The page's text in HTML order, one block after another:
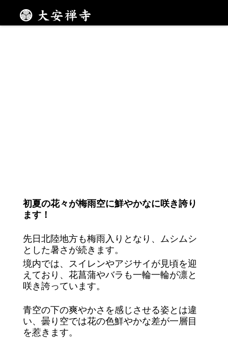
初夏の花々が梅雨空に鮮やかなに咲き誇り
ます！
先日北陸地方も梅雨入りとなり、ムシムシ
とした暑さが続きます。
境内では、スイレンやアジサイが見頃を迎
えており、花菖蒲やバラも一輪一輪が凛と
咲き誇っています。
青空の下の爽やかさを感じさせる姿とは違
い、曇り空では花の色鮮やかな差が一層目
を惹きます。